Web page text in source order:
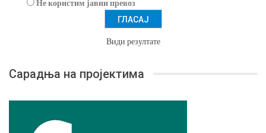
Не користим јавни превоз
Види резултате
Сарадња на пројектима